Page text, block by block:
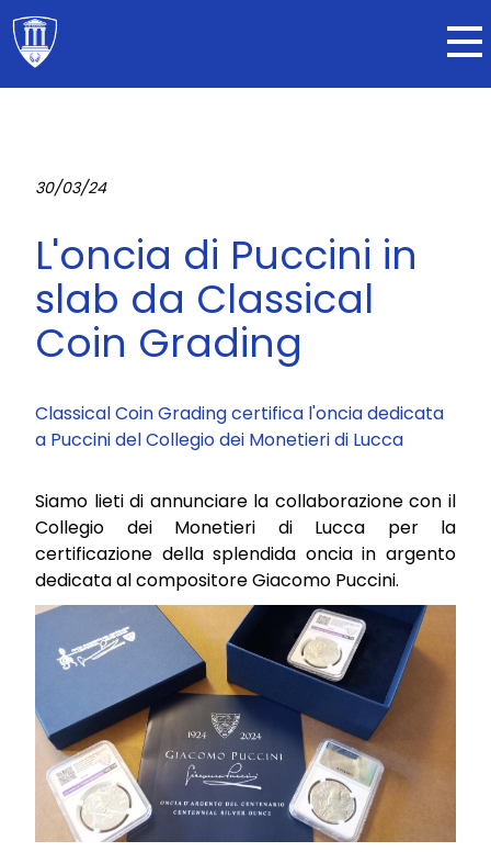
30/03/24
L'oncia di Puccini in
slab da Classical
Coin Grading
Classical Coin Grading certifica l'oncia dedicata
a Puccini del Collegio dei Monetieri di Lucca
Siamo lieti di annunciare la collaborazione con il
Collegio dei Monetieri di Lucca per la
certificazione della splendida oncia in argento
dedicata al compositore Giacomo Puccini.